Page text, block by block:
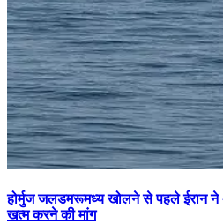
होर्मुज जलडमरूमध्य खोलने से पहले ईरान ने
खत्म करने की मांग